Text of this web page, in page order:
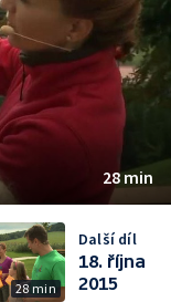
28 min
28 min
Další díl
18. října
2015